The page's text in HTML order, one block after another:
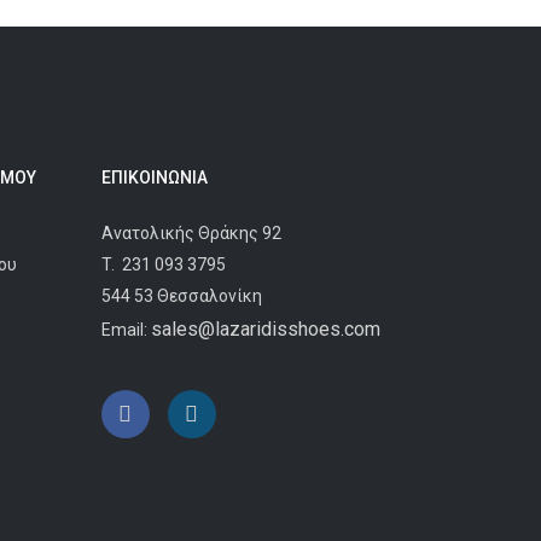
ΜΟΥ ΕΠΙΚΟΙΝΩΝΊΑ
Ανατολικής Θράκης 92
T. 231 093 3795
544 53 Θεσσαλονίκη
Email: sales@lazaridisshoes.com